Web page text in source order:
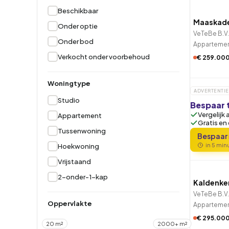
Hoekwoning
Beschikbaar
Onder optie
Onder bod
Verkocht onder voorbehoud
Woningtype
Studio
Appartement
Tussenwoning
Hoekwoning
Vrijstaand
2-onder-1-kap
Oppervlakte
20 m² 2000+ m²
Onder
VeTeBe B.V.
€ 259.000
ADVERTENTIE
Bespaar
Vergelijk
Gratis
Bespaar
in 5
9 uur
VeTeBe B.V.
€ 295.000